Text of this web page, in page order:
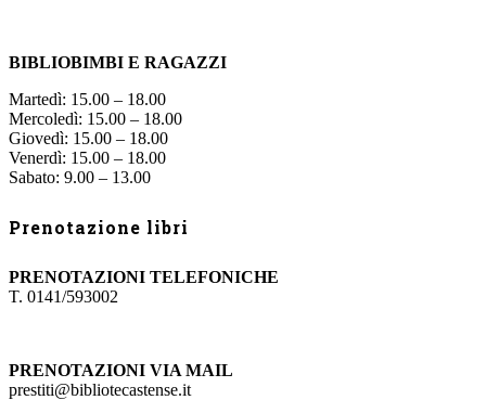
BIBLIOBIMBI E RAGAZZI
Martedì: 15.00 – 18.00
Mercoledì: 15.00 – 18.00
Giovedì: 15.00 – 18.00
Venerdì: 15.00 – 18.00
Sabato: 9.00 – 13.00
Prenotazione libri
PRENOTAZIONI TELEFONICHE
T. 0141/593002
PRENOTAZIONI VIA MAIL
prestiti@bibliotecastense.it